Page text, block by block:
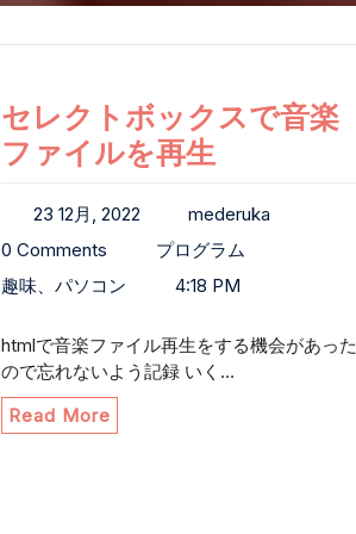
セレクトボックスで音楽
ファイルを再生
23 12月, 2022
mederuka
0 Comments
プログラム
趣味、パソコン
4:18 PM
htmlで音楽ファイル再生をする機会があった
ので忘れないよう記録 いく…
Read More